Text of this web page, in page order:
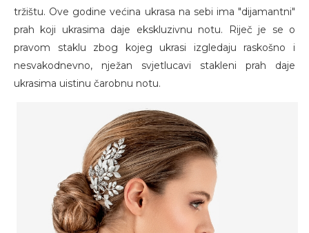
tržištu. Ove godine većina ukrasa na sebi ima "dijamantni"
prah koji ukrasima daje ekskluzivnu notu. Riječ je se o
pravom staklu zbog kojeg ukrasi izgledaju raskošno i
nesvakodnevno, nježan svjetlucavi stakleni prah daje
ukrasima uistinu čarobnu notu.